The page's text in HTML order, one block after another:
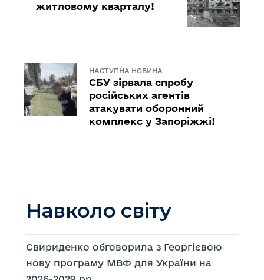
житловому кварталу!
НАСТУПНА НОВИНА
СБУ зірвала спробу
російських агентів
атакувати оборонний
комплекс у Запоріжжі!
Навколо світу
Свириденко обговорила з Георгієвою
нову програму МВФ для України на